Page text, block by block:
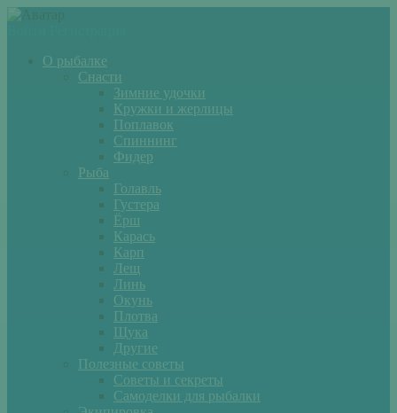
О рыбалке
Снасти
Зимние удочки
Кружки и жерлицы
Поплавок
Спиннинг
Фидер
Рыба
Голавль
Густера
Ёрш
Карась
Карп
Лещ
Линь
Окунь
Плотва
Щука
Другие
Полезные советы
Советы и секреты
Самоделки для рыбалки